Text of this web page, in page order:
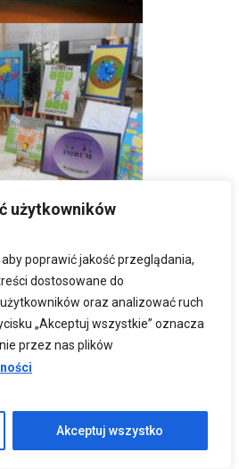
użytkowników
poprawić jakość przeglądania,
dostosowane do
oraz analizować ruch
„Akceptuj wszystkie” oznacza
przez nas plików
Akceptuj wszystko